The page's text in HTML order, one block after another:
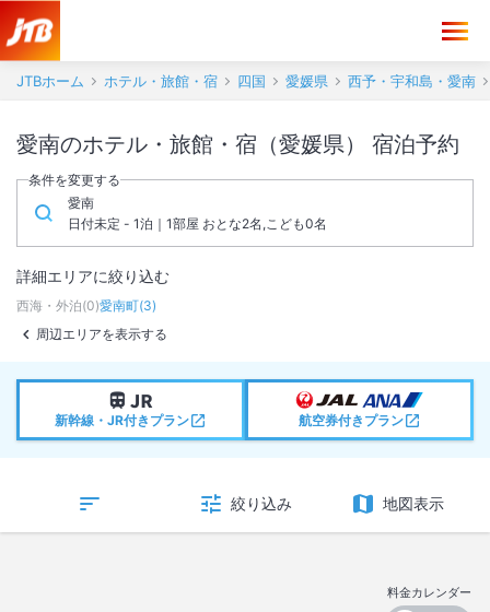
JTBホーム ホテル・旅館・宿 四国 愛媛県 西予・宇和島・愛南
愛南のホテル・旅館・宿（愛媛県） 宿泊予約
条件を変更する
愛南
日付未定 - 1泊｜1部屋 おとな2名,こども0名
詳細エリアに絞り込む
西海・外泊(0)愛南町(3)
周辺エリアを表示する
新幹線・JR付きプラン 航空券付きプラン
絞り込み 地図表示
料金カレンダー